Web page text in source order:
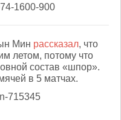
Мин рассказал, что
летом, потому что
состав «шпор».
в 5 матчах.